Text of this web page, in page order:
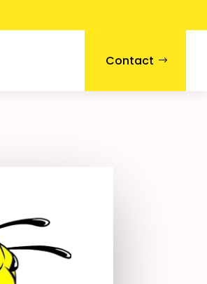
Contact